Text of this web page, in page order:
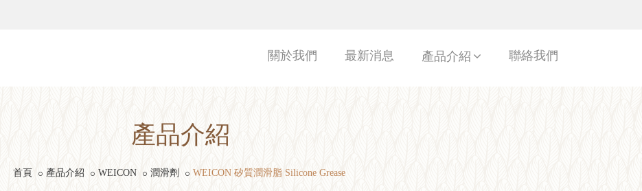
關於我們 最新消息 產品介紹 聯絡我們
產品介紹
首頁 產品介紹 WEICON 潤滑劑 WEICON 矽質潤滑脂 Silicone Grease